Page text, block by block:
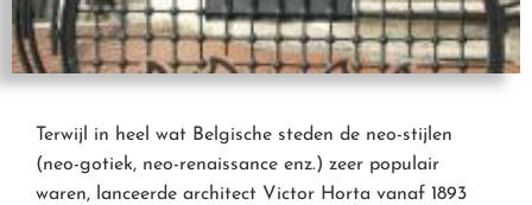
Terwijl in heel wat Belgische steden de neo-stijlen
(neo-gotiek, neo-renaissance enz.) zeer populair
waren, lanceerde architect Victor Horta vanaf 1893